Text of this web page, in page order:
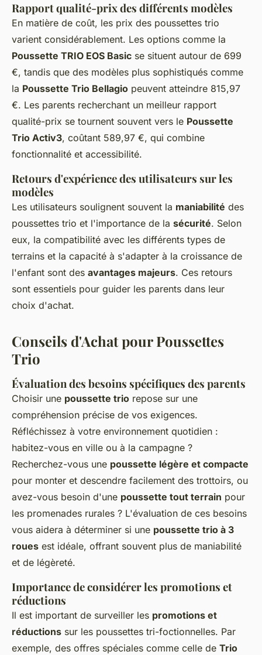
Rapport qualité-prix des différents modèles
En matière de coût, les prix des poussettes trio
varient considérablement. Les options comme la
Poussette TRIO EOS Basic se situent autour de 699
€, tandis que des modèles plus sophistiqués comme
la Poussette Trio Bellagio peuvent atteindre 815,97
€. Les parents recherchant un meilleur rapport
qualité-prix se tournent souvent vers le Poussette
Trio Activ3, coûtant 589,97 €, qui combine
fonctionnalité et accessibilité.
Retours d'expérience des utilisateurs sur les
modèles
Les utilisateurs soulignent souvent la maniabilité des
poussettes trio et l'importance de la sécurité. Selon
eux, la compatibilité avec les différents types de
terrains et la capacité à s'adapter à la croissance de
l'enfant sont des avantages majeurs. Ces retours
sont essentiels pour guider les parents dans leur
choix d'achat.
Conseils d'Achat pour Poussettes
Trio
Évaluation des besoins spécifiques des parents
Choisir une poussette trio repose sur une
compréhension précise de vos exigences.
Réfléchissez à votre environnement quotidien :
habitez-vous en ville ou à la campagne ?
Recherchez-vous une poussette légère et compacte
pour monter et descendre facilement des trottoirs, ou
avez-vous besoin d'une poussette tout terrain pour
les promenades rurales ? L'évaluation de ces besoins
vous aidera à déterminer si une poussette trio à 3
roues est idéale, offrant souvent plus de maniabilité
et de légèreté.
Importance de considérer les promotions et
réductions
Il est important de surveiller les promotions et
réductions sur les poussettes tri-foctionnelles. Par
exemple, des offres spéciales comme celle de Trio